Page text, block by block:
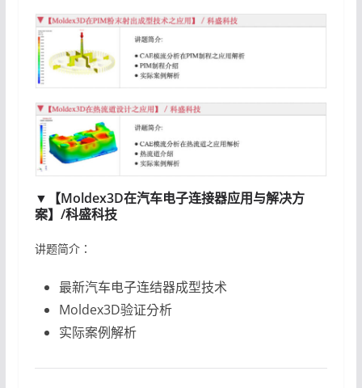
▼【Moldex3D在汽车电子连接器应用与解决方
案】/科盛科技
讲题简介：
最新汽车电子连结器成型技术
Moldex3D验证分析
实际案例解析